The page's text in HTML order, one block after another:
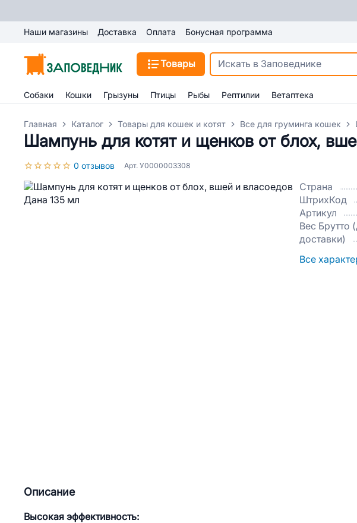
Наши магазины Доставка Оплата Бонусная программа
Товары
Собаки Кошки Грызуны Птицы Рыбы Рептилии Ветаптека
Главная Каталог Товары для кошек и котят Все для груминга кошек
Шампунь для котят и щенков от блох,
0 отзывов Арт. У0000003308
Страна
ШтрихКод
Артикул
Вес Брутто
доставки)
Все
Описание
Высокая эффективность: